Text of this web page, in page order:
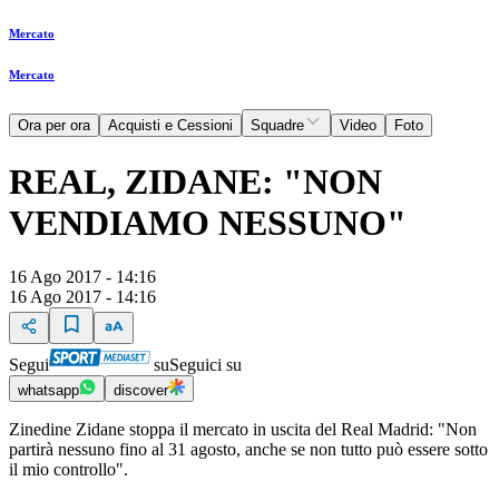
Mercato
Mercato
Ora per ora Acquisti e Cessioni Squadre Video Foto
REAL, ZIDANE: "NON
VENDIAMO NESSUNO"
16 Ago 2017 - 14:16
16 Ago 2017 - 14:16
Segui suSeguici su
whatsapp discover
Zinedine Zidane stoppa il mercato in uscita del Real Madrid: "Non
partirà nessuno fino al 31 agosto, anche se non tutto può essere sotto
il mio controllo".